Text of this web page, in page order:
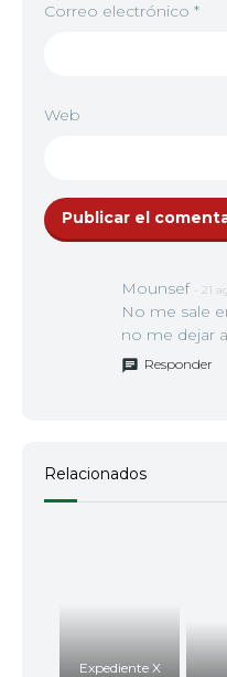
Correo electrónico *
Web
Mounsef - 21
No me sale
no me dejar
Responder
Relacionados
Expediente X